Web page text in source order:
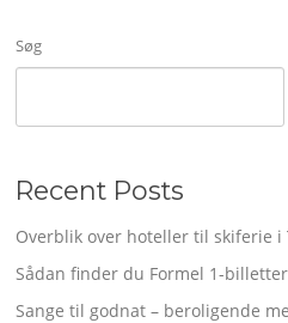
Søg
Recent Posts
Overblik over hoteller til skiferie i
Sådan finder du Formel 1-
Sange til godnat – beroligende